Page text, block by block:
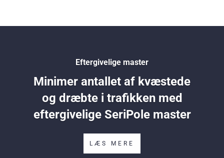
Eftergivelige master
Minimer antallet af kvæstede
og dræbte i trafikken med
eftergivelige SeriPole master
LÆS MERE